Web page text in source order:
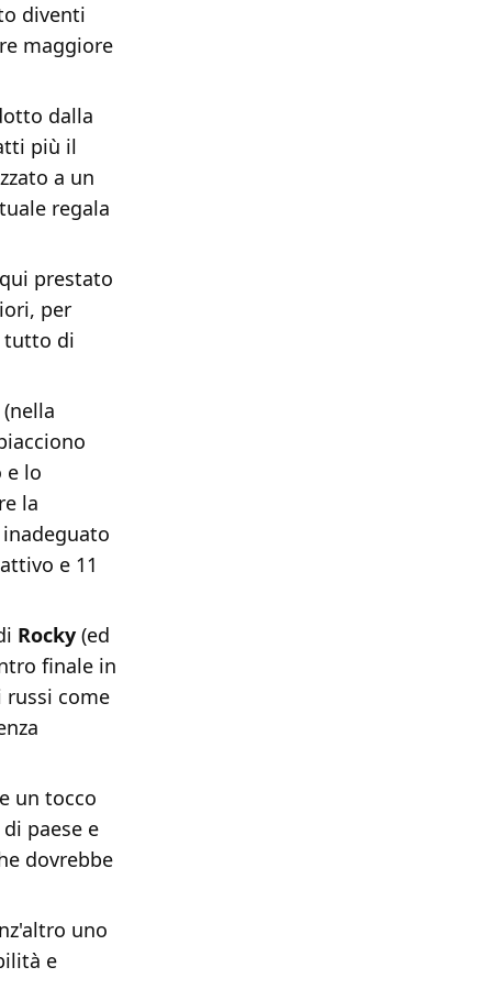
diventi
maggiore
dalla
più il
a un
regala
prestato
per
tutto di
e lo
la
e 11
Rocky (ed
finale in
come
un tocco
paese e
dovrebbe
uno
e